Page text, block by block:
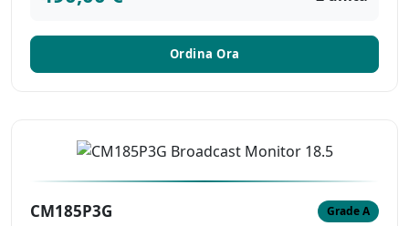
Ordina Ora
CM185P3G Grade A